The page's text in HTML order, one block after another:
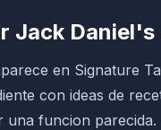
Jack
en Signature
con ideas de
una funcion parecida.